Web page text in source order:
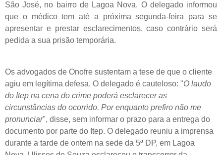
São José, no bairro de Lagoa Nova. O delegado informou
que o médico tem até a próxima segunda-feira para se
apresentar e prestar esclarecimentos, caso contrário será
pedida a sua prisão temporária.
Os advogados de Onofre sustentam a tese de que o cliente
agiu em legítima defesa. O delegado é cauteloso: "O laudo
do Itep na cena do crime poderá esclarecer as
circunstâncias do ocorrido. Por enquanto prefiro não me
pronunciar", disse, sem informar o prazo para a entrega do
documento por parte do Itep. O delegado reuniu a imprensa
durante a tarde de ontem na sede da 5ª DP, em Lagoa